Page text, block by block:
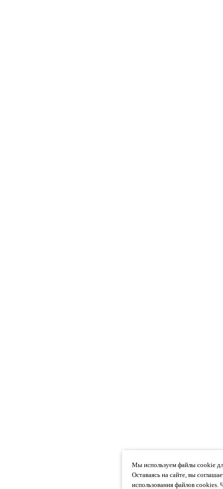
Мы используем файлы cookie
Оставаясь на сайте, вы
использования файлов cookies.